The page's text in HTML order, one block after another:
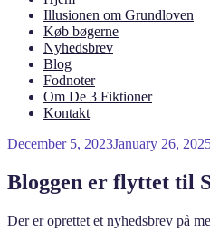
Illusionen om Grundloven
Køb bøgerne
Nyhedsbrev
Blog
Fodnoter
Om De 3 Fiktioner
Kontakt
Posted
December 5, 2023January 26,
Bloggen er flyttet til
Der er oprettet et nyhedsbrev på